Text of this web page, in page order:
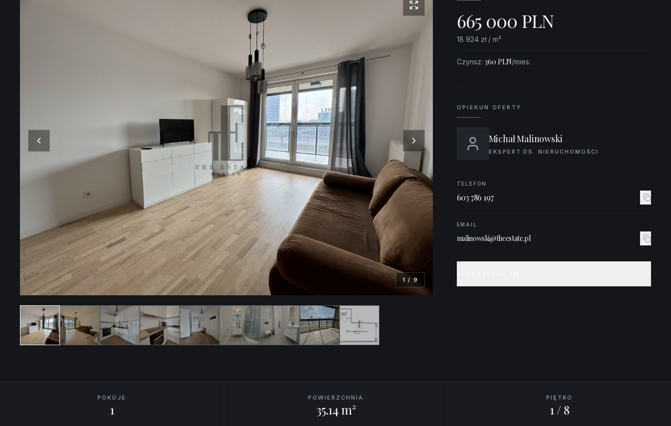
1 / 9
665 000 PLN
18 924 zł / m²
Czynsz: 360 PLN/mies.
OPIEKUN OFERTY
Michał Malinowski
EKSPERT DS. NIERUCHOMOŚCI
TELEFON
603 786 197
EMAIL
malinowski@theestate.pl
POKOJE
1
POWIERZCHNIA
35.14 m²
PIĘTRO
1 / 8